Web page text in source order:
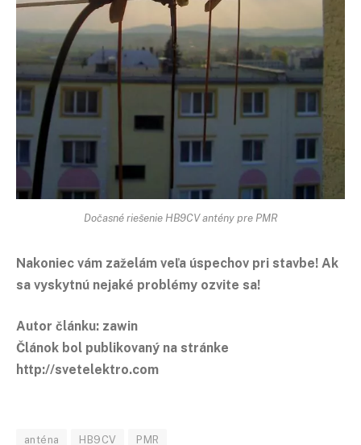
Dočasné riešenie HB9CV antény pre PMR
Nakoniec vám zaželám veľa úspechov pri stavbe! Ak
sa vyskytnú nejaké problémy ozvite sa!
Autor článku: zawin
Článok bol publikovaný na stránke
http://svetelektro.com
anténa HB9CV PMR